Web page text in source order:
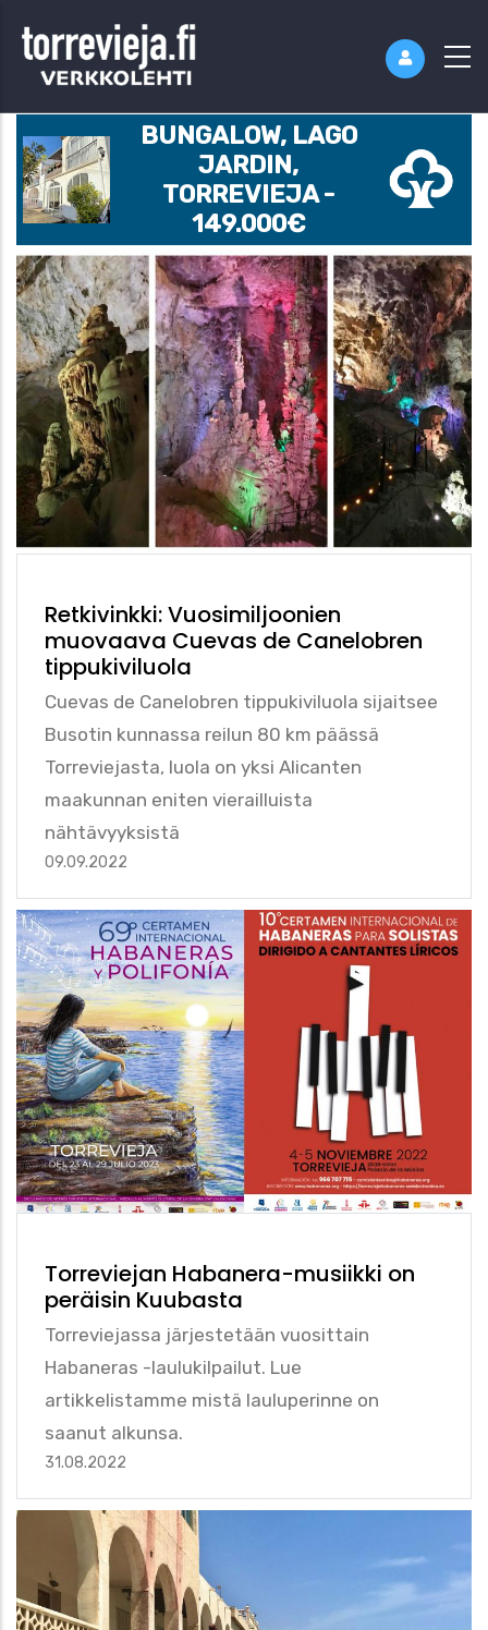
BUNGALOW, LAGO
JARDIN,
TORREVIEJA -
149.000€
Retkivinkki: Vuosimiljoonien
muovaava Cuevas de Canelobren
tippukiviluola
Cuevas de Canelobren tippukiviluola sijaitsee
Busotin kunnassa reilun 80 km päässä
Torreviejasta, luola on yksi Alicanten
maakunnan eniten vierailluista
nähtävyyksistä
09.09.2022
Torreviejan Habanera-musiikki on
peräisin Kuubasta
Torreviejassa järjestetään vuosittain
Habaneras -laulukilpailut. Lue
artikkelistamme mistä lauluperinne on
saanut alkunsa.
31.08.2022